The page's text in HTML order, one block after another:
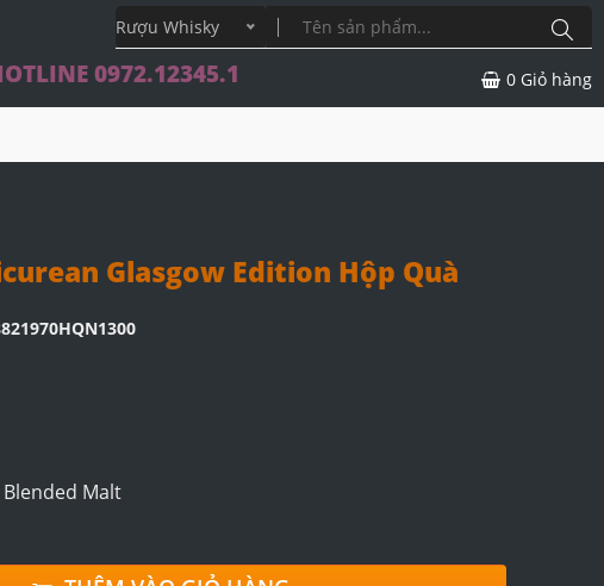
Rượu Whisky
0972.12345.1 0 Giỏ hàng
Glasgow Edition Hộp Quà
Malt